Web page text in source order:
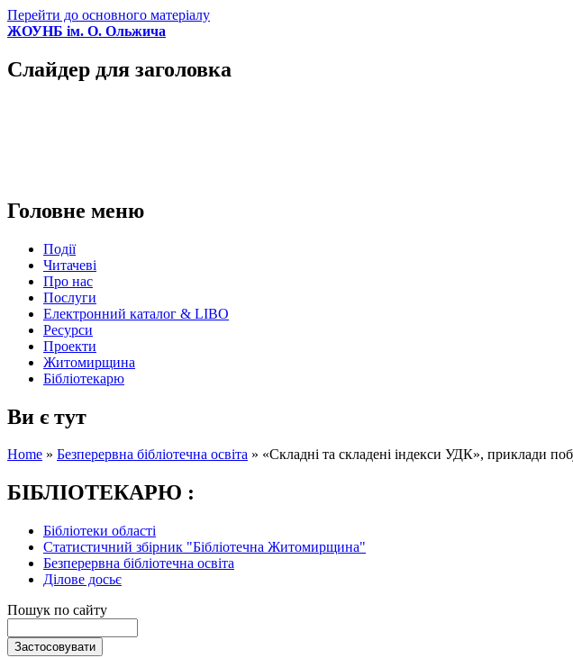
Перейти до основного матеріалу
ЖОУНБ ім. О. Ольжича
Слайдер для заголовка
Головне меню
Події
Читачеві
Про нас
Послуги
Електронний каталог & LIBO
Ресурси
Проекти
Житомирщина
Бібліотекарю
Ви є тут
Home » Безперервна бібліотечна освіта » «Складні та складені індекси УДК», приклади
БІБЛІОТЕКАРЮ :
Бібліотеки області
Статистичний збірник "Бібліотечна Житомирщина"
Безперервна бібліотечна освіта
Ділове досьє
Пошук по сайту